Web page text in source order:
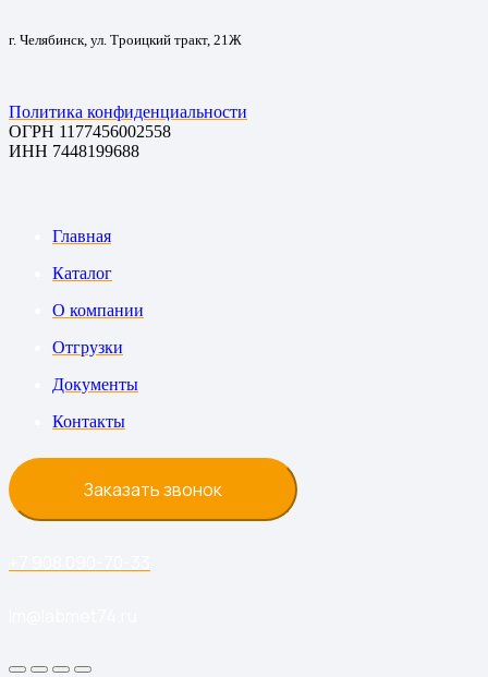
г. Челябинск, ул. Троицкий тракт, 21Ж
Политика конфиденциальности
ОГРН 1177456002558
ИНН 7448199688
Главная
Каталог
О компании
Отгрузки
Документы
Контакты
Заказать звонок